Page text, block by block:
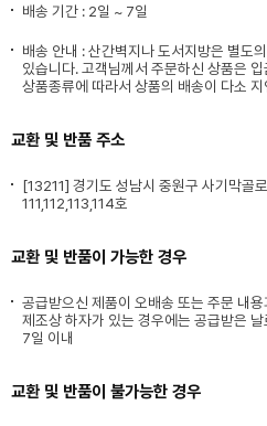
배송 기간 : 2일 ~ 7일
배송 안내 : 산간벽지나 도서지방은 별도
있습니다. 고객님께서 주문하신 상품은
상품종류에 따라서 상품의 배송이 다소
교환 및 반품 주소
[13211] 경기도 성남시 중원구 사기막골
111,112,113,114호
교환 및 반품이 가능한 경우
공급받으신 제품이 오배송 또는 주문 내
제조상 하자가 있는 경우에는 공급받은
7일 이내
교환 및 반품이 불가능한 경우